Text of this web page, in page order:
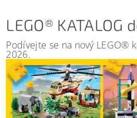
LEGO® KATALOG
Podívejte se na nový LEGO®
2026.